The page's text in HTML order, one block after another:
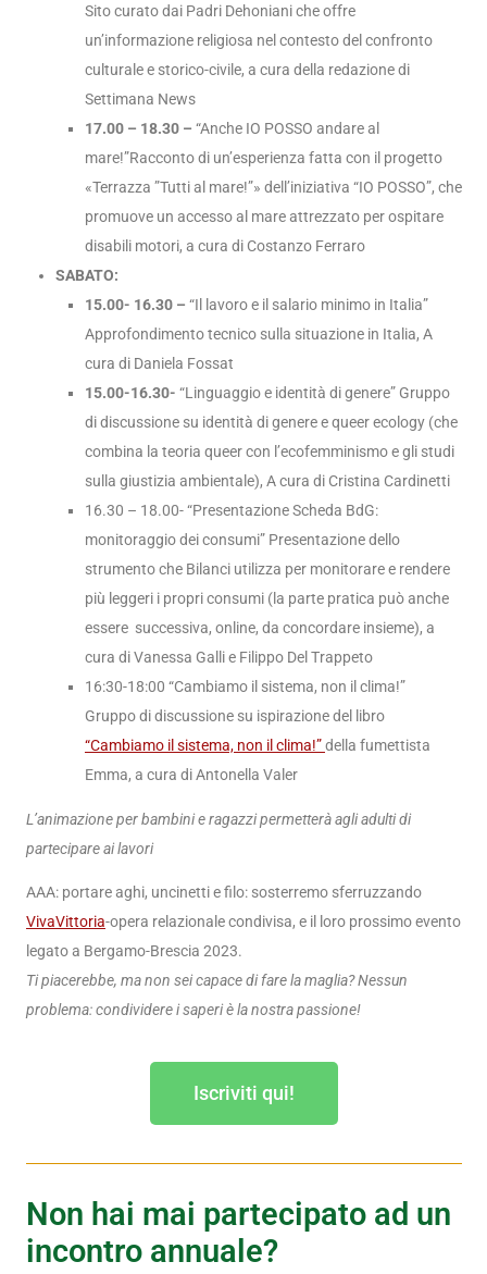
Sito curato dai Padri Dehoniani che offre
un’informazione religiosa nel contesto del confronto
culturale e storico-civile, a cura della redazione di
Settimana News
17.00 – 18.30 – “Anche IO POSSO andare al
mare!”Racconto di un’esperienza fatta con il progetto
«Terrazza ”Tutti al mare!”» dell’iniziativa “IO POSSO”, che
promuove un accesso al mare attrezzato per ospitare
disabili motori, a cura di Costanzo Ferraro
SABATO:
15.00- 16.30 – “Il
lavoro e il salario minimo in Italia”
Approfondimento tecnico sulla situazione in Italia, A
cura di Daniela Fossat
15.00-16.30- “Linguaggio e identità di genere” Gruppo
di discussione su identità di genere e queer ecology (che
combina la teoria queer con l’ecofemminismo e gli studi
sulla giustizia ambientale), A cura di Cristina Cardinetti
16.30 – 18.00-“Presentazione Scheda BdG:
monitoraggio dei consumi” Presentazione dello
strumento che Bilanci utilizza per monitorare e rendere
più leggeri i propri consumi (la parte pratica può anche
essere successiva, online, da concordare insieme), a
cura di Vanessa Galli e Filippo Del Trappeto
16:30-18:00 “Cambiamo il sistema, non il clima!”
Gruppo di discussione su ispirazione del
libro
“Cambiamo il sistema, non il clima!”della fumettista
Emma, a cura di Antonella Valer
L’animazione per bambini e ragazzi permetterà agli adulti di
partecipare ai lavori
AAA:portare aghi, uncinetti e filo: sosterremo sferruzzando
VivaVittoria-opera relazionale condivisa, e il loro prossimo evento
legato a Bergamo-Brescia 2023.
Ti piacerebbe, ma non sei capace di fare la maglia? Nessun
problema: condividere i saperi è la nostra passione!
Iscriviti qui!
Non hai mai partecipato ad un
incontro annuale?